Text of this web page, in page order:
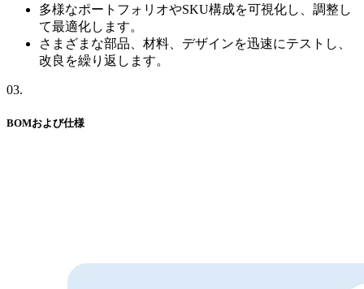
多様なポートフォリオやSKU構成を可視化し、調整し
て最適化します。
さまざまな部品、材料、デザインを迅速にテストし、
改良を繰り返します。
03.
BOMおよび仕様